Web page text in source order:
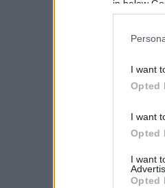
in below
I want
Opted
I want
Opted
I want
Opted